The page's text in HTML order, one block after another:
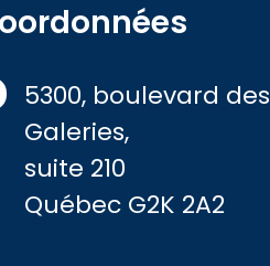
5300, boulevard des
Galeries,
suite 210
Québec G2K 2A2